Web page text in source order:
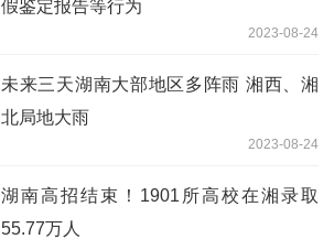
假鉴定报告等行为
2023-08-24
未来三天湖南大部地区多阵雨 湘西、湘
北局地大雨
2023-08-24
湖南高招结束！1901所高校在湘录取
55.77万人